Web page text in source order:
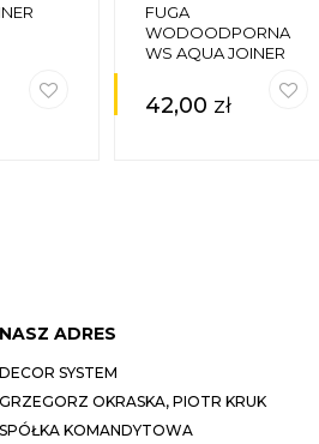
FUGA
WODOODPORNA
WS AQUA JOINER
42,00 zł
NASZ ADRES
DECOR SYSTEM
GRZEGORZ OKRASKA, PIOTR KRUK
SPÓŁKA KOMANDYTOWA